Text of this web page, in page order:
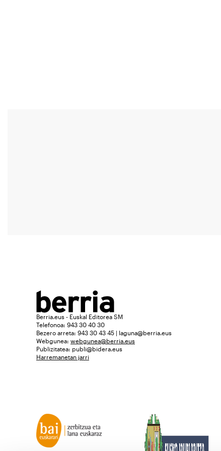
Berria.eus - Euskal Editorea SM
Telefonoa: 943 30 40 30
Bezero arreta: 943 30 43 45 | laguna@berria.eus
Webgunea: webgunea@berria.eus
Publizitatea: publi@bidera.eus
Harremanetan jarri